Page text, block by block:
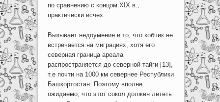
по сравнению с концом XIX в.,
практически исчез.
Вызывает недоумение и то, что кобчик не
встречается на миграциях, хотя его
северная граница ареала
распространяется до северной тайги [13],
т.е почти на 1000 км севернее Республики
Башкортостан. Поэтому вполне
ожидаемо, что этот сокол должен лететь